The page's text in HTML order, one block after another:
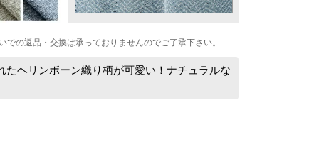
の返品・交換は承っておりませんのでご了承下さい。
たヘリンボーン織り柄が可愛い！ナチュラルな